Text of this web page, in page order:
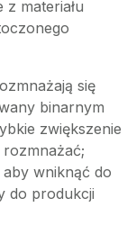
z materiału
się
binarnym
zwiększenie
rozmnażać;
wniknąć do
do produkcji